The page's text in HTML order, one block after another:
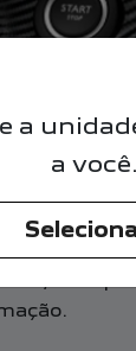
-
a
a você.